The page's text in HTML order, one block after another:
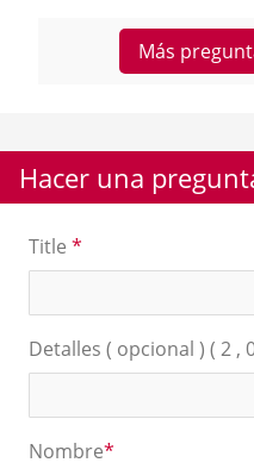
Más
Hacer una
Title *
Detalles ( opcional ) ( 2 ,
Nombre*